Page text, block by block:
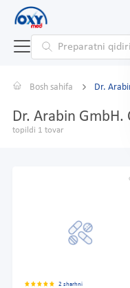
Bosh sahifa Dr.
Dr. Arabin GmbH.
topildi 1 tovar
2 sharhni